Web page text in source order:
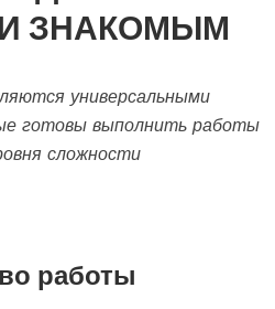
ЗНАКОМЫМ
универсальными
готовы выполнить работы
сложности
работы